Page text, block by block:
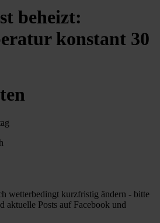
beheizt:
konstant 30
wetterbedingt kurzfristig ändern - bitte
Posts auf Facebook und